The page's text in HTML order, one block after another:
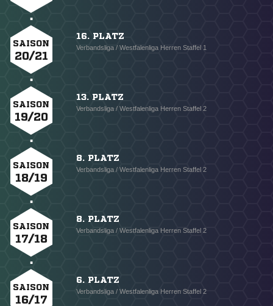
SAISON
20/21
16. PLATZ
Verbandsliga / Westfalenliga Herren Staffel 1
SAISON
19/20
13. PLATZ
Verbandsliga / Westfalenliga Herren Staffel 2
SAISON
18/19
8. PLATZ
Verbandsliga / Westfalenliga Herren Staffel 2
SAISON
17/18
8. PLATZ
Verbandsliga / Westfalenliga Herren Staffel 2
SAISON
16/17
6. PLATZ
Verbandsliga / Westfalenliga Herren Staffel 2